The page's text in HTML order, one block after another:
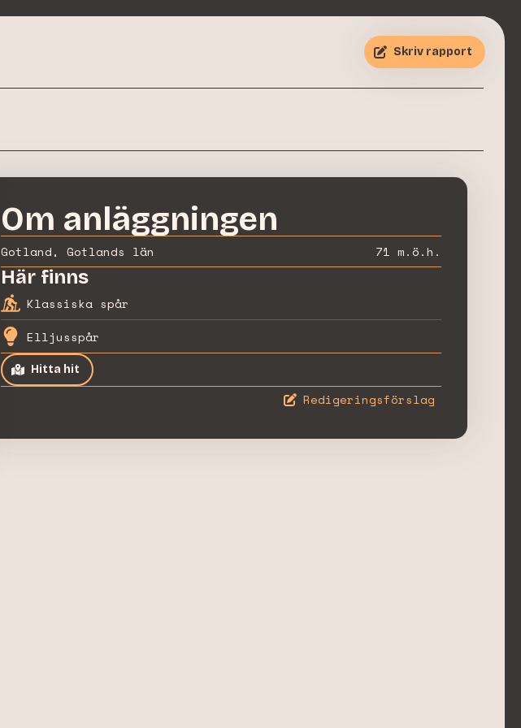
Skriv rapport
Om anläggningen
Gotland, Gotlands län 71 m.ö.h.
Här finns
Klassiska spår
Elljusspår
Hitta hit
Redigeringsförslag